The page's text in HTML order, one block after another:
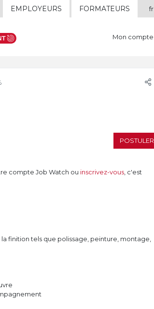
EMPLOYEURS FORMATEURS fr
Mon compte
POSTULER
compte Job Watch ou inscrivez-vous, c'est
finition tels que polissage, peinture, montage,